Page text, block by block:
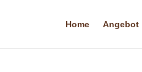
Home Angebot